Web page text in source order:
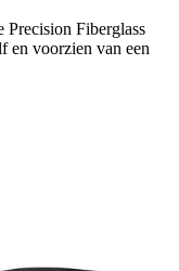
Precision Fiberglass
en voorzien van een